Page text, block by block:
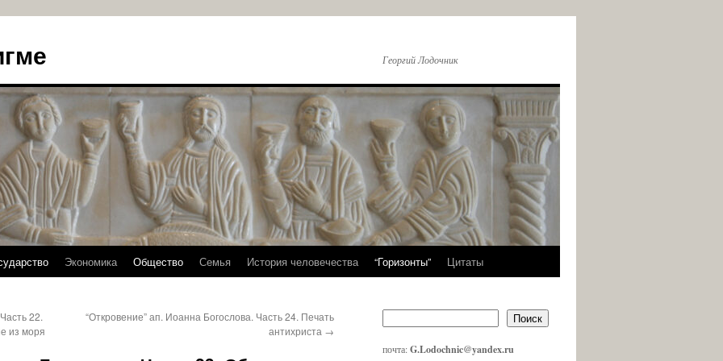
Георгий Лодочник
Экономика Общество Семья История человечества “Горизонты” Цитаты
22.
из моря
“Откровение” ап. Иоанна Богослова. Часть 24. Печать
антихриста →
Поиск
почта:G.Lodochnic@yandex.ru